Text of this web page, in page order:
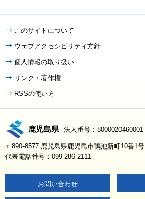
このサイトについて
ウェブアクセシビリティ方針
個人情報の取り扱い
リンク・著作権
RSSの使い方
鹿児島県 法人番号：8000020460001
〒890-8577 鹿児島県鹿児島市鴨池新町10番1号
代表電話番号：099-286-2111
お問い合わせ